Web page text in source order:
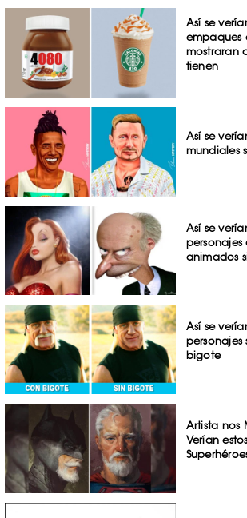
Así se
empaques
mostraran
tienen
Así se
mundiales
Así se
animados
Así se
personajes
bigote
Artista nos
Verían